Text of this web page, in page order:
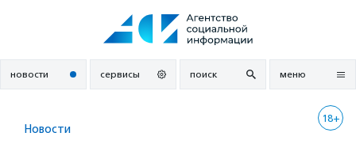
новости сервисы поиск меню
18+
Новости